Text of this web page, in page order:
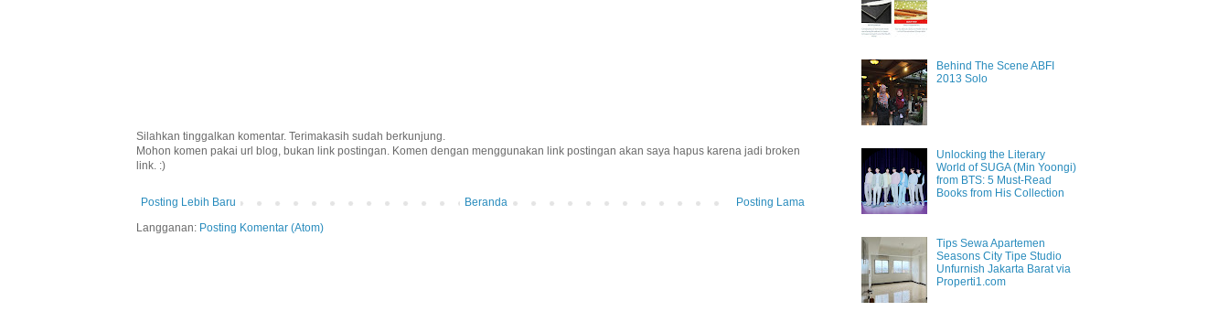
Silahkan tinggalkan komentar. Terimakasih sudah berkunjung.
Mohon komen pakai url blog, bukan link postingan. Komen dengan menggunakan link postingan akan saya hapus karena jadi broken
link. :)
Posting Lebih Baru Posting Lama
Beranda
Langganan: Posting Komentar (Atom)
Behind The Scene ABFI
2013 Solo
Unlocking the Literary
World of SUGA (Min Yoongi)
from BTS: 5 Must-Read
Books from His Collection
Tips Sewa Apartemen
Seasons City Tipe Studio
Unfurnish Jakarta Barat via
Properti1.com